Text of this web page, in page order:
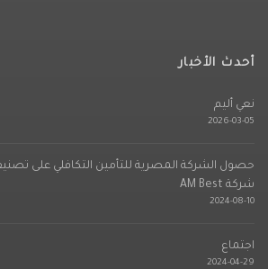
أحدث الأخبار
نعي أليم
2026-03-05
حصول الشركة المصرية للتأمين التكافلي على
شركة AM Best
2024-08-10
اجتماع
2024-04-29